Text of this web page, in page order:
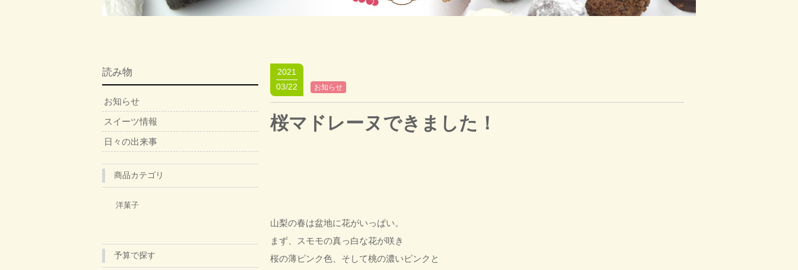
2021
03/22
お知らせ
桜マドレーヌできました！
山梨の春は盆地に花がいっぱい。
まず、スモモの真っ白な花が咲き
桜の薄ピンク色、そして桃の濃いピンクと
読み物
お知らせ
スイーツ情報
日々の出来事
商品カテゴリ
洋菓子
予算で探す